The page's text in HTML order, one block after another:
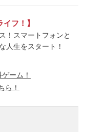
フ！】
！スマートフォンと
人生をスタート！
ーム！
ら！